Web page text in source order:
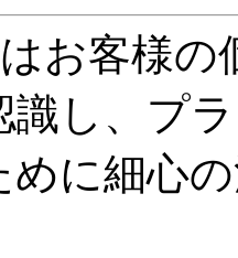
お客様の
識し、プ
めに細心